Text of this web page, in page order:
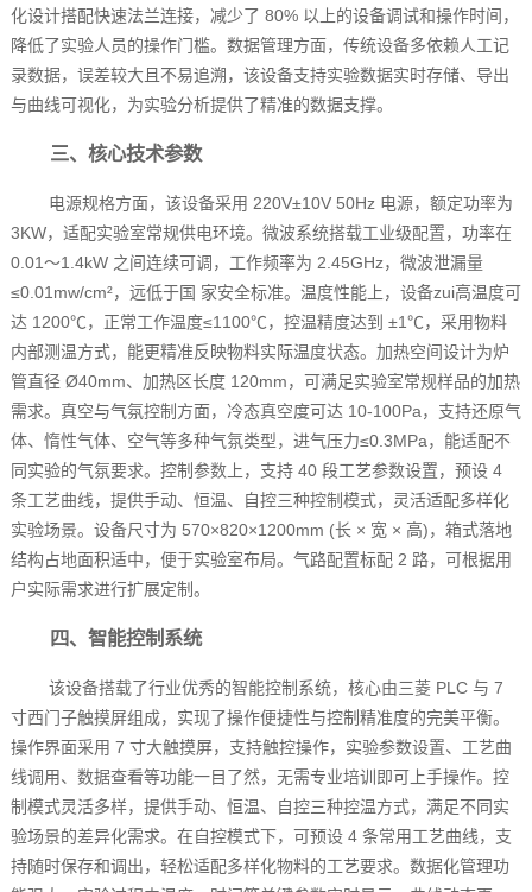
化设计搭配快速法兰连接，减少了 80% 以上的设备调试和操作时间，
降低了实验人员的操作门槛。数据管理方面，传统设备多依赖人工记
录数据，误差较大且不易追溯，该设备支持实验数据实时存储、导出
与曲线可视化，为实验分析提供了精准的数据支撑。
三、核心技术参数
电源规格方面，该设备采用 220V±10V 50Hz 电源，额定功率为
3KW，适配实验室常规供电环境。微波系统搭载工业级配置，功率在
0.01～1.4kW 之间连续可调，工作频率为 2.45GHz，微波泄漏量
≤0.01mw/cm²，远低于国 家安全标准。温度性能上，设备zui高温度可
达 1200℃，正常工作温度≤1100℃，控温精度达到 ±1℃，采用物料
内部测温方式，能更精准反映物料实际温度状态。加热空间设计为炉
管直径 Ø40mm、加热区长度 120mm，可满足实验室常规样品的加热
需求。真空与气氛控制方面，冷态真空度可达 10-100Pa，支持还原气
体、惰性气体、空气等多种气氛类型，进气压力≤0.3MPa，能适配不
同实验的气氛要求。控制参数上，支持 40 段工艺参数设置，预设 4
条工艺曲线，提供手动、恒温、自控三种控制模式，灵活适配多样化
实验场景。设备尺寸为 570×820×1200mm (长 × 宽 × 高)，箱式落地
结构占地面积适中，便于实验室布局。气路配置标配 2 路，可根据用
户实际需求进行扩展定制。
四、智能控制系统
该设备搭载了行业优秀的智能控制系统，核心由三菱 PLC 与 7
寸西门子触摸屏组成，实现了操作便捷性与控制精准度的完美平衡。
操作界面采用 7 寸大触摸屏，支持触控操作，实验参数设置、工艺曲
线调用、数据查看等功能一目了然，无需专业培训即可上手操作。控
制模式灵活多样，提供手动、恒温、自控三种控温方式，满足不同实
验场景的差异化需求。在自控模式下，可预设 4 条常用工艺曲线，支
持随时保存和调出，轻松适配多样化物料的工艺要求。数据化管理功